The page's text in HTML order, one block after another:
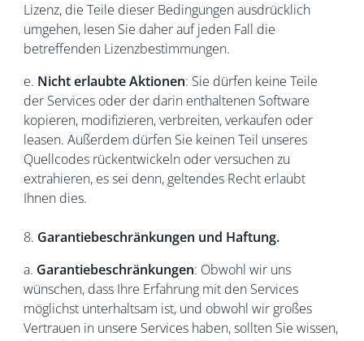
Lizenz, die Teile dieser Bedingungen ausdrücklich
umgehen, lesen Sie daher auf jeden Fall die
betreffenden Lizenzbestimmungen.
e. Nicht erlaubte Aktionen: Sie dürfen keine Teile
der Services oder der darin enthaltenen Software
kopieren, modifizieren, verbreiten, verkaufen oder
leasen. Außerdem dürfen Sie keinen Teil unseres
Quellcodes rückentwickeln oder versuchen zu
extrahieren, es sei denn, geltendes Recht erlaubt
Ihnen dies.
8. Garantiebeschränkungen und Haftung.
a. Garantiebeschränkungen: Obwohl wir uns
wünschen, dass Ihre Erfahrung mit den Services
möglichst unterhaltsam ist, und obwohl wir großes
Vertrauen in unsere Services haben, sollten Sie wissen,